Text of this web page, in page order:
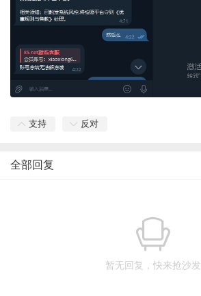
支持 反对
全部回复
暂无回复，快来抢沙发